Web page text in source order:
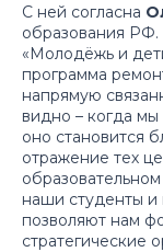
С ней согласна
образования РФ.
«Молодёжь и
программа
напрямую
видно – когда
оно становится
отражение тех
наши студенты
позволяют нам
стратегические